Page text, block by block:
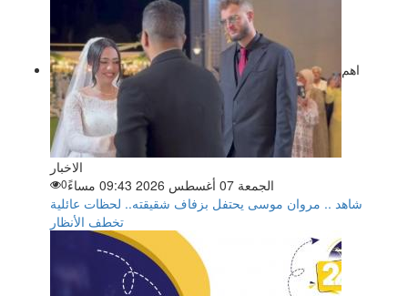
اهم
الاخبار
الجمعة 07 أغسطس 2026 09:43 مساءً
0
شاهد .. مروان موسى يحتفل بزفاف شقيقته.. لحظات عائلية
تخطف الأنظار